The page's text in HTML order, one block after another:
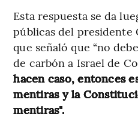
Esta respuesta se da
públicas del presidente
que señaló que “no
de carbón a Israel de
hacen caso, entonces
mentiras y la
mentiras".